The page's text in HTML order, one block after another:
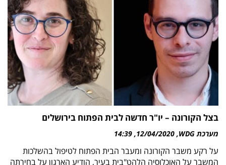
בצל הקורונה – יו"ר חדשה לבית הפתוח בירושלים
מערכת WDG 12/04/2020
14:39
על רקע משבר הקורונה ומעבר הבית הפתוח לטיפול בהשלכות
המשבר על האוכלוסיה הלהט"בית בעיר, הודיע הארגון על בחירתה